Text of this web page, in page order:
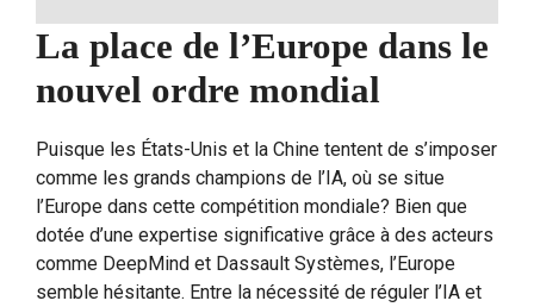
La place de l’Europe dans le
nouvel ordre mondial
Puisque les États-Unis et la Chine tentent de s’imposer
comme les grands champions de l’IA, où se situe
l’Europe dans cette compétition mondiale? Bien que
dotée d’une expertise significative grâce à des acteurs
comme DeepMind et Dassault Systèmes, l’Europe
semble hésitante. Entre la nécessité de réguler l’IA et